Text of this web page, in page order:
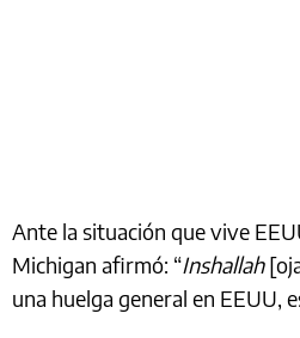
Ante la situación que vive
Michigan afirmó: “Inshallah
una huelga general en EEUU,